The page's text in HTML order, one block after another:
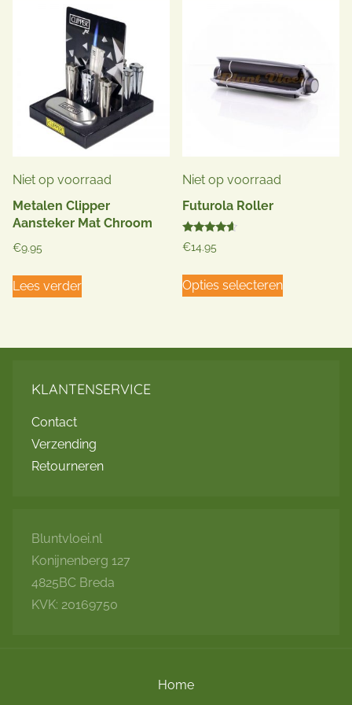
kan
gekozen
de
Niet op voorraad
Metalen Clipper
Aansteker Mat Chroom
€9.95
Lees verder
Niet op voorraad
Futurola Roller
Gewaardeerd
4.40
€14.95
Opties selecteren
Dit
product
KLANTENSERVICE
Contact
Verzending
Retourneren
Bluntvloei.nl
Konijnenberg 127
4825BC Breda
KVK: 20169750
Home